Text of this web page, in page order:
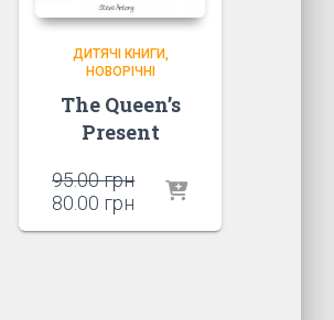
ДИТЯЧІ КНИГИ
НОВОРІЧНІ
The Queen’s
Present
95.00грнОригінальна
ціна:
95.00 грн.
80.00 грн Поточна
ціна: